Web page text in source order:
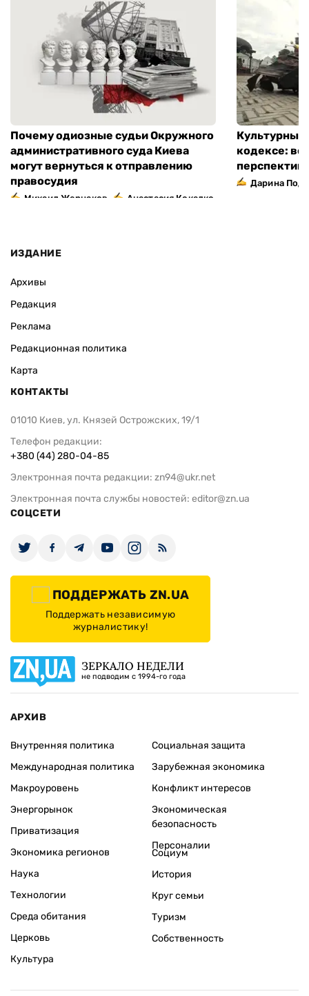
Почему одиозные судьи Окружного
административного суда Киева
могут вернуться к отправлению
правосудия
Михаил Жернаков Анастасия Кокалко
Культурный
кодексе:
Дарина
ИЗДАНИЕ
Архивы
Редакция
Реклама
Редакционная политика
Карта
КОНТАКТЫ
01010 Киев, ул. Князей Острожских, 19/1
Телефон редакции:
+380 (44) 280-04-85
Электронная почта редакции: zn94@ukr.net
Электронная почта службы новостей: editor@zn.ua
СОЦСЕТИ
ПОДДЕРЖАТЬ ZN.UA
Поддержать независимую
журналистику!
ЗЕРКАЛО НЕДЕЛИ
не подводим с 1994-го года
АРХИВ
Внутренняя политика
Международная политика
Макроуровень
Энергорынок
Приватизация
Экономика регионов
Социальная защита
Зарубежная экономика
Конфликт интересов
Экономическая
безопасность
Персоналии
Наука
Технологии
Среда обитания
Церковь
Культура
Социум
История
Круг семьи
Туризм
Собственность